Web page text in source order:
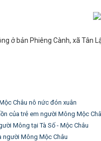
ở bản Phiêng Cành, xã Tân
Châu nô nức đón xuân
của trẻ em người Mông Mộc
Mông tại Tà Số - Mộc Châu
người Mông Mộc Châu